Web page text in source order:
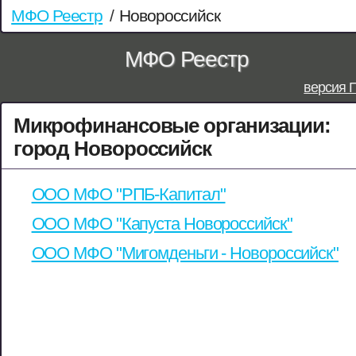
МФО Реестр / Новороссийск
МФО Реестр
версия
Микрофинансовые организации:
город Новороссийск
ООО МФО "РПБ-Капитал"
ООО МФО "Капуста Новороссийск"
ООО МФО "Мигомденьги - Новороссийск"